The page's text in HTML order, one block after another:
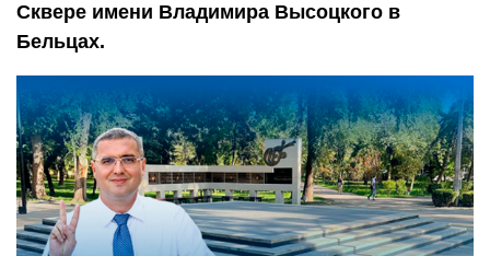
Сквере имени Владимира Высоцкого в
Бельцах.